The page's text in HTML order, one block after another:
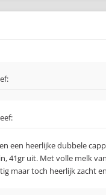
een heerlijke dubbele
41gr uit. Met volle melk
maar toch heerlijk zacht